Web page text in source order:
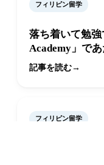
フィリピン留学
落ち着いて勉
Academy」で
記事を読む
フィリピン留学